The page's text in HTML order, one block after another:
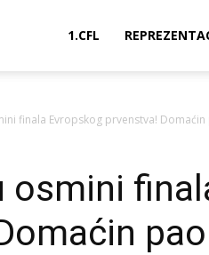
1.CFL
finala Evropskog prvenstva!
osmini